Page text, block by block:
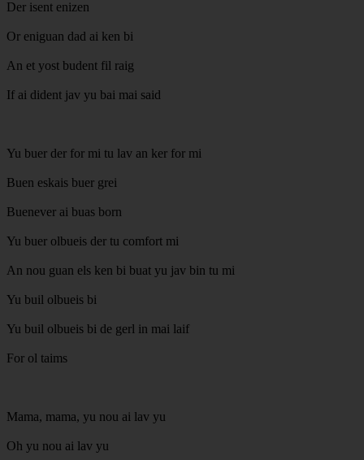
Der isent enizen
Or eniguan dad ai ken bi
An et yost budent fil raig
If ai dident jav yu bai mai said
Yu buer der for mi tu lav an ker for mi
Buen eskais buer grei
Buenever ai buas born
Yu buer olbueis der tu comfort mi
An nou guan els ken bi buat yu jav bin tu mi
Yu buil olbueis bi
Yu buil olbueis bi de gerl in mai laif
For ol taims
Mama, mama, yu nou ai lav yu
Oh yu nou ai lav yu